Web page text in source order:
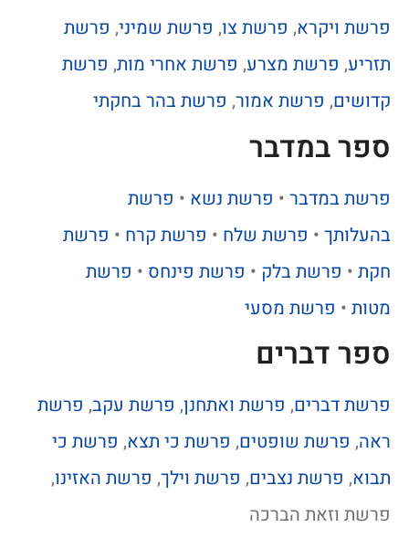
פרשת ויקרא, פרשת צו, פרשת שמיני, פרשת
תזריע, פרשת מצרע, פרשת אחרי מות, פרשת
קדושים, פרשת אמור, פרשת בהר בחקתי
ספר במדבר
פרשת במדבר • פרשת נשא • פרשת
בהעלותך • פרשת שלח • פרשת קרח • פרשת
חקת • פרשת בלק • פרשת פינחס • פרשת
מטות • פרשת מסעי
ספר דברים
פרשת דברים, פרשת ואתחנן, פרשת עקב, פרשת
ראה, פרשת שופטים, פרשת כי תצא, פרשת כי
תבוא, פרשת נצבים, פרשת וילך, פרשת האזינו,
פרשת וזאת הברכה